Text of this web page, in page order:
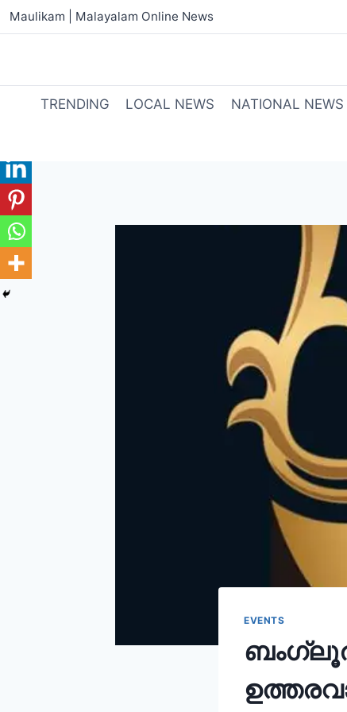
Maulikam | Malayalam Online News
TRENDING LOCAL NEWS NATIONAL NEWS
EVENTS